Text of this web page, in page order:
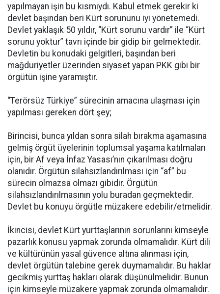
yapılmayan işin bu kısmıydı. Kabul etmek gerekir ki
devlet başından beri Kürt sorununu iyi yönetemedi.
Devlet yaklaşık 50 yıldır, “Kürt sorunu vardır” ile “Kürt
sorunu yoktur” tavrı içinde bir gidip bir gelmektedir.
Devletin bu konudaki gelgitleri, başından beri
mağduriyetler üzerinden siyaset yapan PKK gibi bir
örgütün işine yaramıştır.
“Terörsüz Türkiye” sürecinin amacına ulaşması için
yapılması gereken dört şey;
Birincisi, bunca yıldan sonra silah bırakma aşamasına
gelmiş örgüt üyelerinin toplumsal yaşama katılmaları
için, bir Af veya İnfaz Yasası’nın çıkarılması doğru
olanıdır. Örgütün silahsızlandırılması için “af” bu
sürecin olmazsa olmazı gibidir. Örgütün
silahsızlandırılmasının yolu buradan geçmektedir.
Devlet bu konuyu örgütle müzakere edebilir/etmelidir.
İkincisi, devlet Kürt yurttaşlarının sorunlarını kimseyle
pazarlık konusu yapmak zorunda olmamalıdır. Kürt dili
ve kültürünün yasal güvence altına alınması için,
devlet örgütün talebine gerek duymamalıdır. Bu haklar
gecikmiş yurttaş hakları olarak düşünülmelidir. Bunun
için kimseyle müzakere yapmak zorunda olmamalıdır.